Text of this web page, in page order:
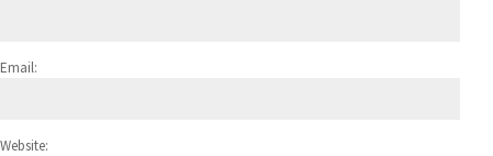
Email:
Website: